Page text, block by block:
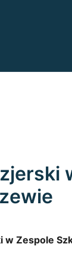
Zespole